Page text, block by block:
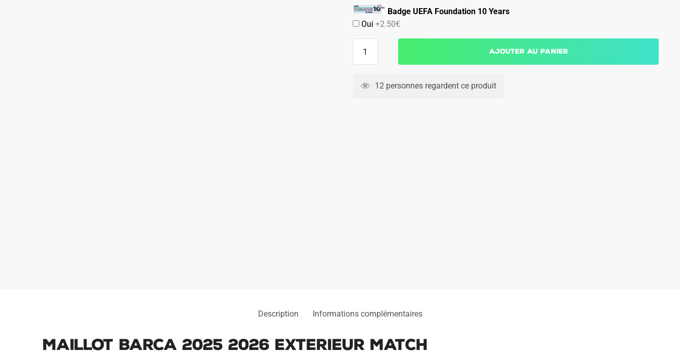
Badge UEFA Foundation 10 Years
Oui+2.50€
Barca
Ajouter au panier
12 personnes regardent ce produit
Description Informations complémentaires
Maillot Barca 2025 2026 Exterieur Match